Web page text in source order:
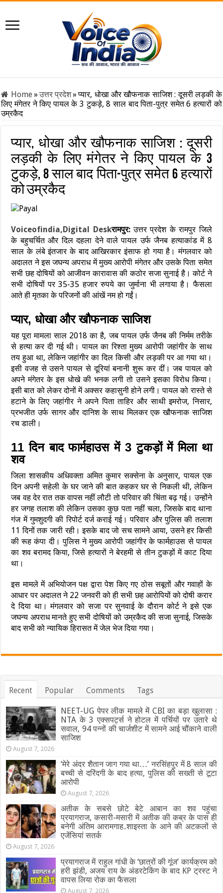
Home»उत्तर प्रदेश» प्यार, धोखा और खौफनाक साजिश : दूसरी लड़की के
लिए मंगेतर ने किए पायल के 3 टुकड़े, 8 साल बाद पिता-पुत्र समेत 6 हत्यारों को
उम्रकैद
प्यार, धोखा और खौफनाक साजिश : दूसरी
लड़की के लिए मंगेतर ने किए पायल के 3
टुकड़े, 8 साल बाद पिता-पुत्र समेत 6 हत्यारों
को उम्रकैद
Voiceofindia,Digital Deskरामपुर:उत्तर प्रदेश के रामपुर जिले
के बहुचर्चित और दिल दहला देने वाले पायल उर्फ जैनब हत्याकांड में 8
साल के लंबे इंतजार के बाद आखिरकार इंसाफ हो गया है। मंगलवार को
अदालत ने इस जघन्य अपराध में मुख्य आरोपी मंगेतर और उसके पिता समेत
सभी छह दोषियों को आजीवन कारावास की कठोर सजा सुनाई है। कोर्ट ने
सभी दोषियों पर 35-35 हजार रुपये का जुर्माना भी लगाया है। फैसला
आते ही मृतका के परिजनों की आंखें नम हो गईं।
प्यार, धोखा और खौफनाक साजिश
यह पूरा मामला साल 2018 का है, जब पायल उर्फ जैनब की निर्मम तरीके
से हत्या कर दी गई थी। पायल का रिश्ता मुख्य आरोपी जहांगीर के साथ
तय हुआ था, लेकिन जहांगीर का दिल किसी और लड़की पर आ गया था।
इसी वजह से उसने पायल से दूरियां बनानी शुरू कर दीं। जब पायल को
अपने मंगेतर के इस धोखे की भनक लगी तो उसने इसका विरोध किया।
इसी बात को लेकर दोनों में अक्सर कहासुनी होने लगी। पायल को रास्ते से
हटाने के लिए जहांगीर ने अपने पिता ताहिर और साथी इमरोज, निसार,
प्रभजीत उर्फ सागर और दानिश के साथ मिलकर एक खौफनाक साजिश
रच डाली।
11 दिन बाद फार्महाउस में 3 टुकड़ों में मिला था
शव
जिला शासकीय अधिवक्ता अमित कुमार सक्सेना के अनुसार, पायल एक
दिन अपनी सहेली के घर जाने की बात कहकर घर से निकली थी, लेकिन
जब वह देर रात तक वापस नहीं लौटी तो परिवार की चिंता बढ़ गई। उन्होंने
हर जगह तलाश की लेकिन उसका कुछ पता नहीं चला, जिसके बाद थाना
गंज में गुमशुदगी की रिपोर्ट दर्ज कराई गई। परिवार और पुलिस की तलाश
11 दिनों तक जारी रही। इसके बाद जो सच सामने आया, उसने हर किसी
की रूह कंपा दी। पुलिस ने मुख्य आरोपी जहांगीर के फार्महाउस से पायल
का शव बरामद किया, जिसे हत्यारों ने बेरहमी से तीन टुकड़ों में काट दिया
था।
इस मामले में अभियोजन पक्ष द्वारा पेश किए गए ठोस सबूतों और गवाहों के
आधार पर अदालत ने 22 जनवरी को ही सभी छह आरोपियों को दोषी करार
दे दिया था। मंगलवार को सजा पर सुनवाई के दौरान कोर्ट ने इसे एक
जघन्य अपराध मानते हुए सभी दोषियों को उम्रकैद की सजा सुनाई, जिसके
बाद सभी को न्यायिक हिरासत में जेल भेज दिया गया।
Recent Popular Comments Tags
NEET-UG पेपर लीक मामले में CBI का बड़ा खुलासा :
NTA के 3 एक्सपर्ट्स ने होटल में पर्चियों पर उतारे थे
सवाल, 94 पन्नों की चार्जशीट में सामने आई चौंकाने वाली
साजिश
August 7, 2026
‘मेरे अंदर शैतान जाग गया था…’ नरसिंहपुर में 8 साल की
बच्ची से दरिंदगी के बाद हत्या, पुलिस की सख्ती से टूटा
आरोपी
August 7, 2026
अतीक के सबसे छोटे बेटे आबान का शव पहुंचा
प्रयागराज, कसारी-मसारी में अतीक की कब्र के पास ही
बनेगी अंतिम आरामगाह..शाइस्ता के आने की अटकलों से
एजेंसियां सतर्क
August 7, 2026
प्रयागराज में राहुल गांधी के ‘छात्रों की गूंज’ कार्यक्रम को
हरी झंडी, अजय राय के अंडरटेकिंग के बाद KP ट्रस्ट ने
वापस लिया रोक का फैसला
August 7, 2026